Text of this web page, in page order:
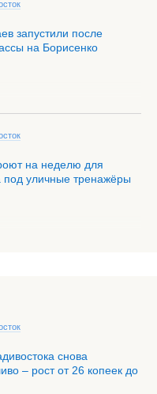
запустили после
на Борисенко
на неделю для
под уличные тренажёры
снова
– рост от 26 копеек до